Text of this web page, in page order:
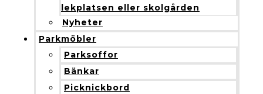
lekplatsen eller skolgården
Nyheter
Parkmöbler
Parksoffor
Bänkar
Picknickbord